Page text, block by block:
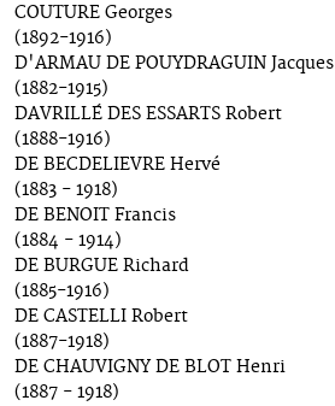
COUTURE Georges
(1892-1916)
D'ARMAU DE POUYDRAGUIN Jacques
(1882-1915)
DAVRILLÉ DES ESSARTS Robert
(1888-1916)
DE BECDELIEVRE Hervé
(1883 - 1918)
DE BENOIT Francis
(1884 - 1914)
DE BURGUE Richard
(1885-1916)
DE CASTELLI Robert
(1887-1918)
DE CHAUVIGNY DE BLOT Henri
(1887 - 1918)